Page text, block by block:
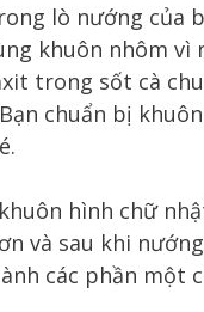
lò nướng của
khuôn nhôm vì
trong sốt cà
chuẩn bị
hình chữ
và sau khi
các phần một